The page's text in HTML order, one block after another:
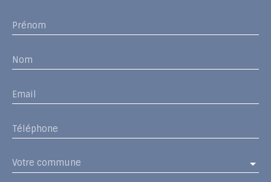
Prénom
Nom
Email
Téléphone
Votre commune